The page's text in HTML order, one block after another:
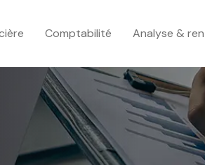
Comptabilité Analyse &